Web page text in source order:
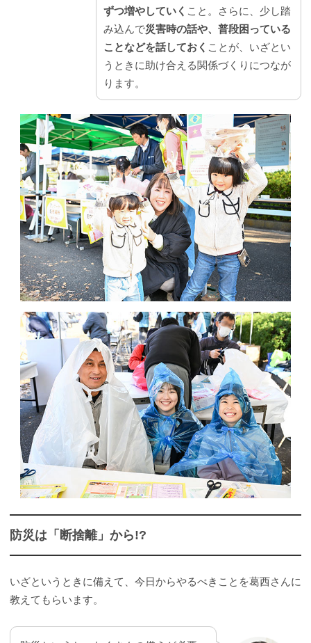
ずつ増やしていく こと。さらに、少し踏
み込んで災害時の話や、普段困っている
ことなどを話しておく ことが、いざとい
うときに助け合える関係づくりにつなが
ります。
防災は「断捨離」から!?
いざというときに備えて、今日からやるべきことを葛西さんに
教えてもらいます。